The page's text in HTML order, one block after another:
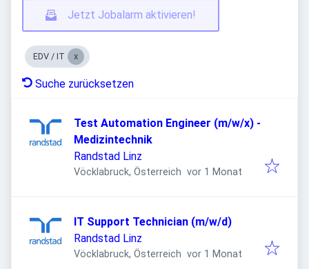
Jetzt Jobalarm aktivieren!
EDV / IT
Suche zurücksetzen
Test Automation Engineer (m/w/x) -
Medizintechnik
Randstad Linz
Vöcklabruck, Österreich Veröffentlicht
vor 1 Monat
IT Support Technician (m/w/d)
Randstad Linz
Vöcklabruck, Österreich Veröffentlicht
vor 1 Monat